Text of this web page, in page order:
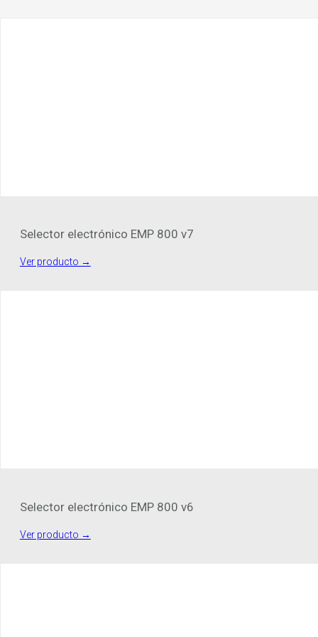
Selector electrónico EMP 800 v7
Ver producto →
Selector electrónico EMP 800 v6
Ver producto →